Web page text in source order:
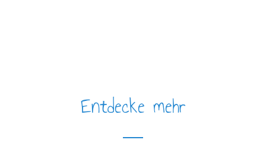
Entdecke mehr